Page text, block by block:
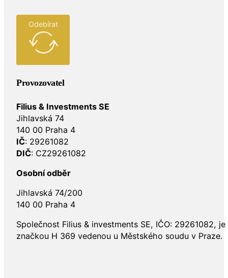
Odebírat
Provozovatel
Filius & Investments SE
Jihlavská 74
140 00 Praha 4
IČ: 29261082
DIČ: CZ29261082
Osobní odběr
Jihlavská 74/200
140 00 Praha 4
Společnost Filius & investments SE, IČO: 29261082,
značkou H 369 vedenou u Městského soudu v Praze.